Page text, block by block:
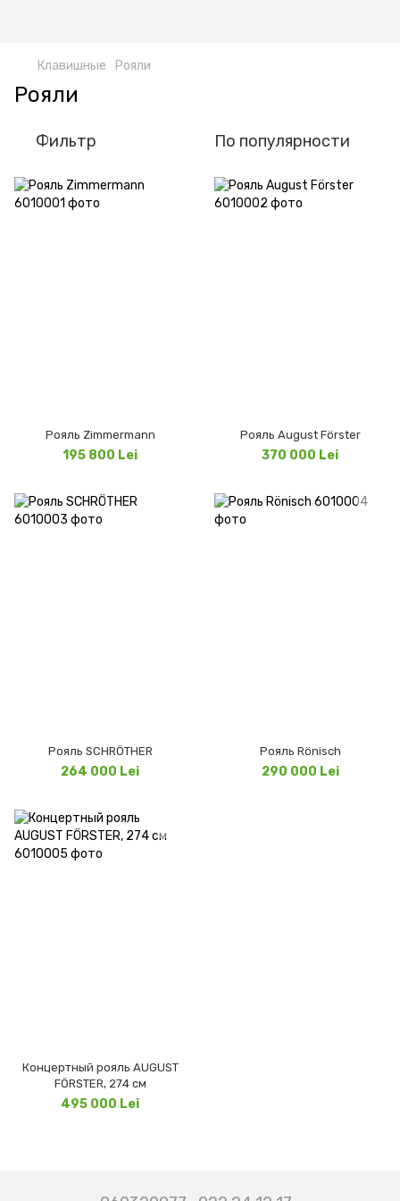
Клавишные Рояли
Рояли
Фильтр По популярности
Рояль Zimmermann
195 800 Lei
Рояль August Förster
370 000 Lei
Рояль SCHRÖTHER
264 000 Lei
Рояль Rönisch
290 000 Lei
Концертный рояль AUGUST
FÖRSTER, 274 см
495 000 Lei